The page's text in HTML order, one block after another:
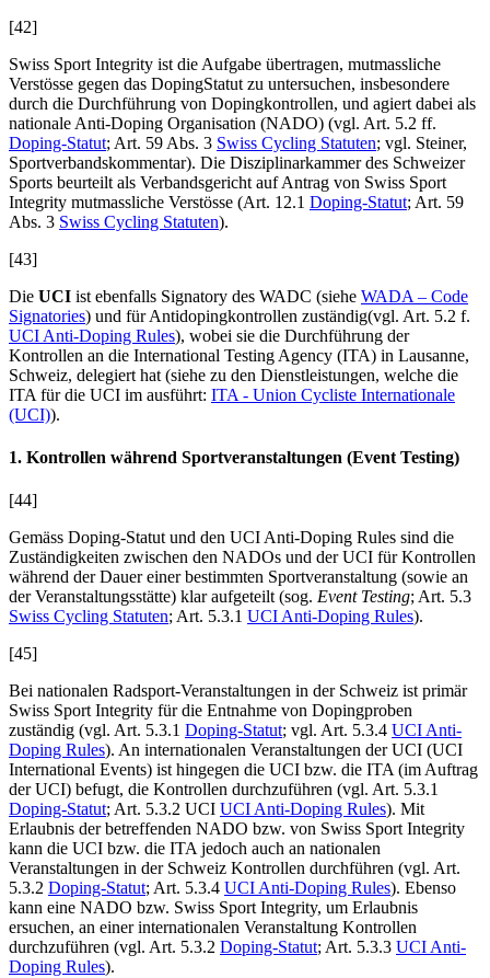
[42]
Swiss Sport Integrity ist die Aufgabe übertragen, mutmassliche
Verstösse gegen das DopingStatut zu untersuchen, insbesondere
durch die Durchführung von Dopingkontrollen, und agiert dabei als
nationale Anti-Doping Organisation (NADO) (vgl. Art. 5.2 ff.
Doping-Statut; Art. 59 Abs. 3 Swiss Cycling Statuten; vgl. Steiner,
Sportverbandskommentar). Die Disziplinarkammer des Schweizer
Sports beurteilt als Verbandsgericht auf Antrag von Swiss Sport
Integrity mutmassliche Verstösse (Art. 12.1 Doping-Statut; Art. 59
Abs. 3 Swiss Cycling Statuten).
[43]
Die UCI ist ebenfalls Signatory des WADC (siehe WADA – Code
Signatories) und für Antidopingkontrollen zuständig(vgl. Art. 5.2 f.
UCI Anti-Doping Rules), wobei sie die Durchführung der
Kontrollen an die International Testing Agency (ITA) in Lausanne,
Schweiz, delegiert hat (siehe zu den Dienstleistungen, welche die
ITA für die UCI im ausführt: ITA - Union Cycliste Internationale
(UCI)).
1. Kontrollen während Sportveranstaltungen (Event Testing)
[44]
Gemäss Doping-Statut und den UCI Anti-Doping Rules sind die
Zuständigkeiten zwischen den NADOs und der UCI für Kontrollen
während der Dauer einer bestimmten Sportveranstaltung (sowie an
der Veranstaltungsstätte) klar aufgeteilt (sog. Event Testing; Art. 5.3
Swiss Cycling Statuten; Art. 5.3.1 UCI Anti-Doping Rules).
[45]
Bei nationalen Radsport-Veranstaltungen in der Schweiz ist primär
Swiss Sport Integrity für die Entnahme von Dopingproben
zuständig (vgl. Art. 5.3.1 Doping-Statut; vgl. Art. 5.3.4 UCI Anti-
Doping Rules). An internationalen Veranstaltungen der UCI (UCI
International Events) ist hingegen die UCI bzw. die ITA (im Auftrag
der UCI) befugt, die Kontrollen durchzuführen (vgl. Art. 5.3.1
Doping-Statut; Art. 5.3.2 UCI UCI Anti-Doping Rules). Mit
Erlaubnis der betreffenden NADO bzw. von Swiss Sport Integrity
kann die UCI bzw. die ITA jedoch auch an nationalen
Veranstaltungen in der Schweiz Kontrollen durchführen (vgl. Art.
5.3.2 Doping-Statut; Art. 5.3.4 UCI Anti-Doping Rules). Ebenso
kann eine NADO bzw. Swiss Sport Integrity, um Erlaubnis
ersuchen, an einer internationalen Veranstaltung Kontrollen
durchzuführen (vgl. Art. 5.3.2 Doping-Statut; Art. 5.3.3 UCI Anti-
Doping Rules).